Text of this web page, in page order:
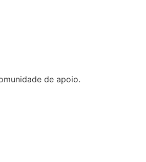
de apoio.